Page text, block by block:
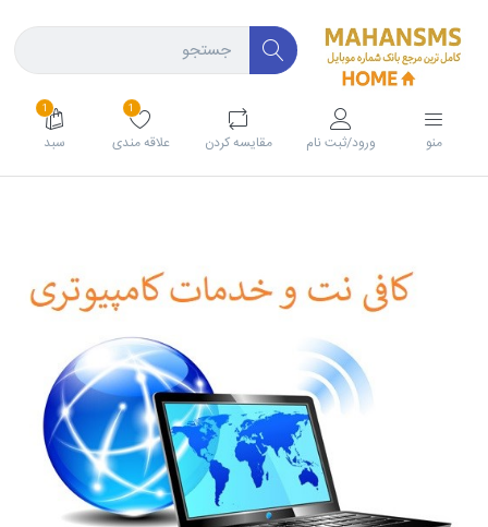
منو ورود/ثبت نام مقايسه كردن
1
علاقه مندی
1
سبد